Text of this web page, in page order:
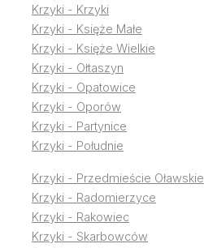
Krzyki - Krzyki
Krzyki - Księże Małe
Krzyki - Księże Wielkie
Krzyki - Ołtaszyn
Krzyki - Opatowice
Krzyki - Oporów
Krzyki - Partynice
Krzyki - Południe
Krzyki - Przedmieście Oławskie
Krzyki - Radomierzyce
Krzyki - Rakowiec
Krzyki - Skarbowców